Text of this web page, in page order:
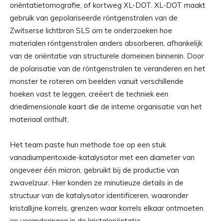
oriëntatietomografie, of kortweg XL-DOT. XL-DOT maakt
gebruik van gepolariseerde röntgenstralen van de
Zwitserse lichtbron SLS om te onderzoeken hoe
materialen röntgenstralen anders absorberen, afhankelijk
van de oriëntatie van structurele domeinen binnenin. Door
de polarisatie van de röntgenstralen te veranderen en het
monster te roteren om beelden vanuit verschillende
hoeken vast te leggen, creëert de techniek een
driedimensionale kaart die de interne organisatie van het
materiaal onthult.
Het team paste hun methode toe op een stuk
vanadiumpentoxide-katalysator met een diameter van
ongeveer één micron, gebruikt bij de productie van
zwavelzuur. Hier konden ze minutieuze details in de
structuur van de katalysator identificeren, waaronder
kristallijne korrels, grenzen waar korrels elkaar ontmoeten